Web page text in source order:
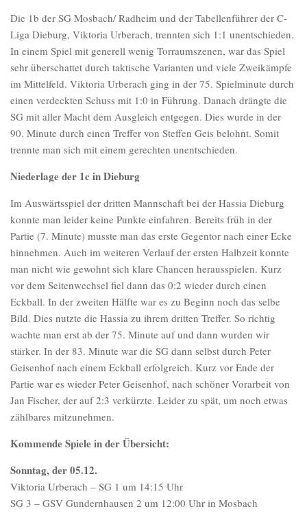
Die 1b der SG Mosbach/ Radheim und der Tabellenführer der C-
Liga Dieburg, Viktoria Urberach, trennten sich 1:1 unentschieden.
In einem Spiel mit generell wenig Torraumszenen, war das Spiel
sehr überschattet durch taktische Varianten und viele Zweikämpfe
im Mittelfeld. Viktoria Urberach ging in der 75. Spielminute durch
einen verdeckten Schuss mit 1:0 in Führung. Danach drängte die
SG mit aller Macht dem Ausgleich entgegen. Dies wurde in der
90. Minute durch einen Treffer von Steffen Geis belohnt. Somit
trennte man sich mit einem gerechten unentschieden.
Niederlage der 1c in Dieburg
Im Auswärtsspiel der dritten Mannschaft bei der Hassia Dieburg
konnte man leider keine Punkte einfahren. Bereits früh in der
Partie (7. Minute) musste man das erste Gegentor nach einer Ecke
hinnehmen. Auch im weiteren Verlauf der ersten Halbzeit konnte
man nicht wie gewohnt sich klare Chancen herausspielen. Kurz
vor dem Seitenwechsel fiel dann das 0:2 wieder durch einen
Eckball. In der zweiten Hälfte war es zu Beginn noch das selbe
Bild. Dies nutzte die Hassia zu ihrem dritten Treffer. So richtig
wachte man erst ab der 75. Minute auf und dann wurden wir
stärker. In der 83. Minute war die SG dann selbst durch Peter
Geisenhof nach einem Eckball erfolgreich. Kurz vor Ende der
Partie war es wieder Peter Geisenhof, nach schöner Vorarbeit von
Jan Fischer, der auf 2:3 verkürzte. Leider zu spät, um noch etwas
zählbares mitzunehmen.
Kommende Spiele in der Übersicht:
Sonntag, der 05.12.
Viktoria Urberach – SG 1 um 14:15 Uhr
SG 3 – GSV Gundernhausen 2 um 12:00 Uhr in Mosbach